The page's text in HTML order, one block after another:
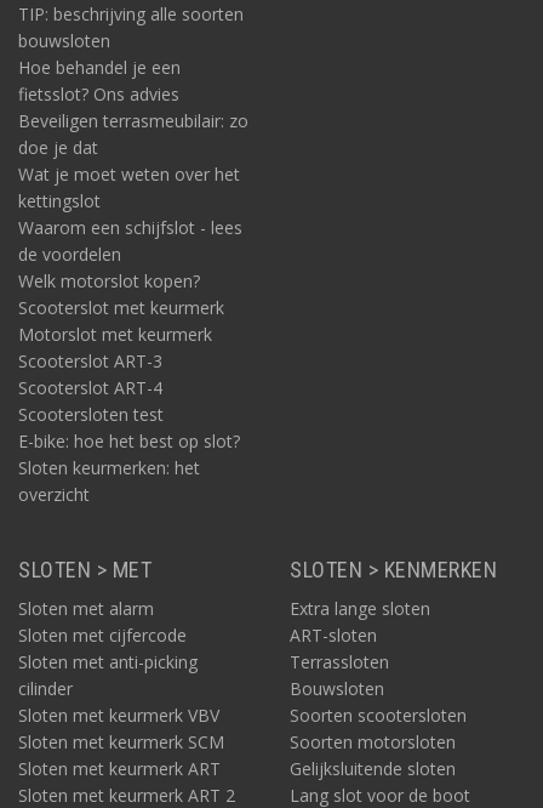
TIP: beschrijving alle soorten
bouwsloten
Hoe behandel je een
fietsslot? Ons advies
Beveiligen terrasmeubilair: zo
doe je dat
Wat je moet weten over het
kettingslot
Waarom een schijfslot - lees
de voordelen
Welk motorslot kopen?
Scooterslot met keurmerk
Motorslot met keurmerk
Scooterslot ART-3
Scooterslot ART-4
Scootersloten test
E-bike: hoe het best op slot?
Sloten keurmerken: het
overzicht
SLOTEN > MET
Sloten met alarm
Sloten met cijfercode
Sloten met anti-picking
cilinder
Sloten met keurmerk VBV
Sloten met keurmerk SCM
Sloten met keurmerk ART
Sloten met keurmerk ART 2
SLOTEN > KENMERKEN
Extra lange sloten
ART-sloten
Terrassloten
Bouwsloten
Soorten scootersloten
Soorten motorsloten
Gelijksluitende sloten
Lang slot voor de boot